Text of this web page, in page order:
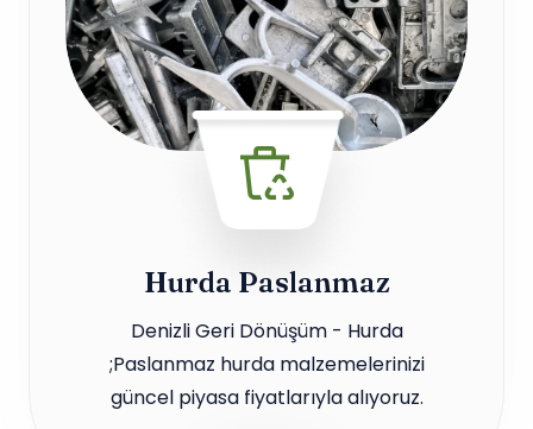
Hurda Paslanmaz
Denizli Geri Dönüşüm - Hurda
;Paslanmaz hurda malzemelerinizi
güncel piyasa fiyatlarıyla alıyoruz.